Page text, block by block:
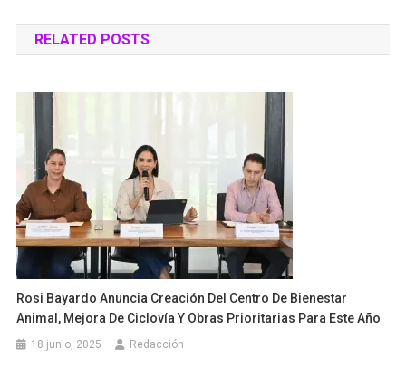
de
entradas
RELATED POSTS
Rosi Bayardo Anuncia Creación Del Centro De Bienestar
Animal, Mejora De Ciclovía Y Obras Prioritarias Para Este Año
18 junio, 2025 Redacción